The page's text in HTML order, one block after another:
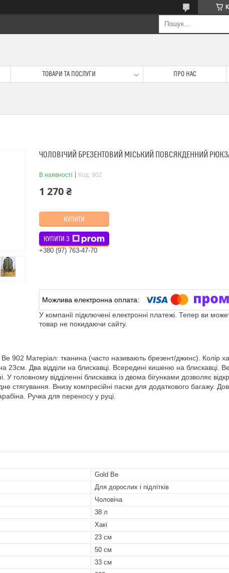
ТОВАРИ ТА ПОСЛУГИ ПРО НАС
ЧОЛОВІЧИЙ БРЕЗЕНТОВИЙ МІСЬКИЙ ПОВСЯКДЕННИЙ
В наявності Код: 902
1 270 ₴
КУПИТИ
КУПИТИ З
+380 (97) 763-47-70
У компанії підключені електронні платежі. Тепер ви
товар не покидаючи сайту.
902 Матеріал: тканина (часто називають брезент/джинс). Колір
23см. Два відділи на блискавці. Всередині кишеню на блискавці.
У головному відділенні блискавка із двома бігунками дозволяє
стягування. Внизу компресійні паски для додаткового багажу.
Ручка для переносу у руці.
Gold Be
Для дорослих і підлітків
Чоловіча
38 л
Хакі
23 см
50 см
33 см